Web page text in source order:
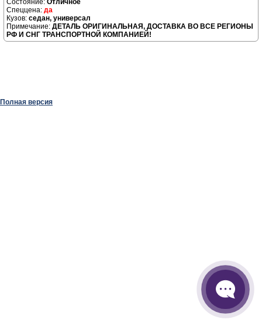
Отличное
да
седан, универсал
ДЕТАЛЬ ОРИГИНАЛЬНАЯ, ДОСТАВКА ВО ВСЕ РЕГИОНЫ
РФ И СНГ ТРАНСПОРТНОЙ КОМПАНИЕЙ!
Полная версия